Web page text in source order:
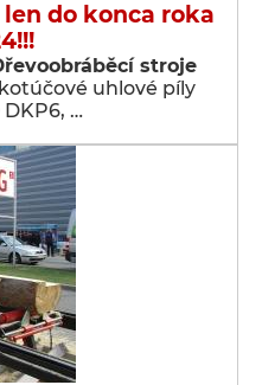
len do konca roka
stroje
uhlové píly
…